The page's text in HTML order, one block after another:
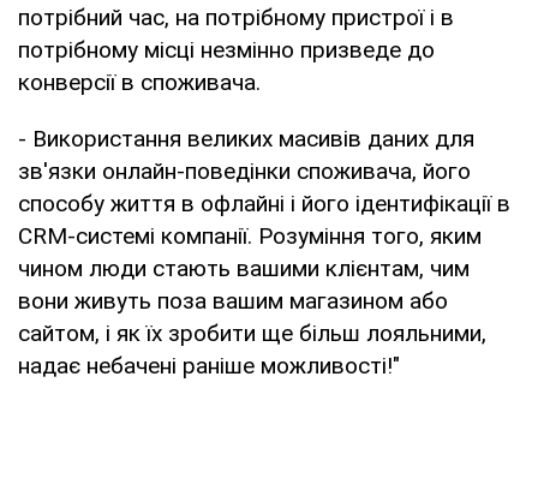
потрібний час, на потрібному пристрої і в
потрібному місці незмінно призведе до
конверсії в споживача.
- Використання великих масивів даних для
зв'язки онлайн-поведінки споживача, його
способу життя в офлайні і його ідентифікації в
CRM-системі компанії. Розуміння того, яким
чином люди стають вашими клієнтам, чим
вони живуть поза вашим магазином або
сайтом, і як їх зробити ще більш лояльними,
надає небачені раніше можливості!"